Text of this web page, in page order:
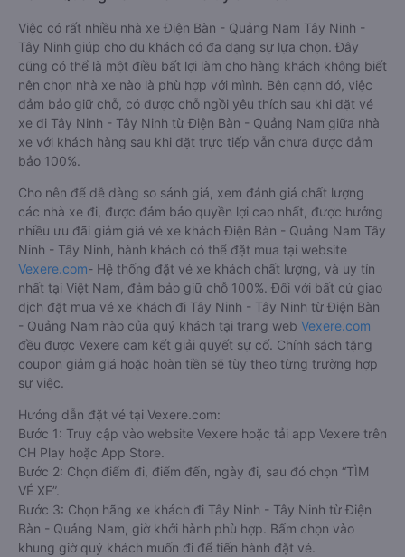
Việc có rất nhiều nhà xe Điện Bàn - Quảng Nam Tây Ninh -
Tây Ninh giúp cho du khách có đa dạng sự lựa chọn. Đây
cũng có thể là một điều bất lợi làm cho hàng khách không biết
nên chọn nhà xe nào là phù hợp với mình. Bên cạnh đó, việc
đảm bảo giữ chỗ, có được chỗ ngồi yêu thích sau khi đặt vé
xe đi Tây Ninh - Tây Ninh từ Điện Bàn - Quảng Nam giữa nhà
xe với khách hàng sau khi đặt trực tiếp vẫn chưa được đảm
bảo 100%.
Cho nên để dễ dàng so sánh giá, xem đánh giá chất lượng
các nhà xe đi, được đảm bảo quyền lợi cao nhất, được hưởng
nhiều ưu đãi giảm giá vé xe khách Điện Bàn - Quảng Nam Tây
Ninh - Tây Ninh, hành khách có thể đặt mua tại website
Vexere.com- Hệ thống đặt vé xe khách chất lượng, và uy tín
nhất tại Việt Nam, đảm bảo giữ chỗ 100%. Đối với bất cứ giao
dịch đặt mua vé xe khách đi Tây Ninh - Tây Ninh từ Điện Bàn
- Quảng Nam nào của quý khách tại trang web Vexere.com
đều được Vexere cam kết giải quyết sự cố. Chính sách tặng
coupon giảm giá hoặc hoàn tiền sẽ tùy theo từng trường hợp
sự việc.
Hướng dẫn đặt vé tại Vexere.com:
Bước 1: Truy cập vào website Vexere hoặc tải app Vexere trên
CH Play hoặc App Store.
Bước 2: Chọn điểm đi, điểm đến, ngày đi, sau đó chọn “TÌM
VÉ XE”.
Bước 3: Chọn hãng xe khách đi Tây Ninh - Tây Ninh từ Điện
Bàn - Quảng Nam, giờ khởi hành phù hợp. Bấm chọn vào
khung giờ quý khách muốn đi để tiến hành đặt vé.